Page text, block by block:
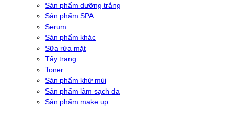
Sản phẩm dưỡng trắng
Sản phẩm SPA
Serum
Sản phẩm khác
Sữa rửa mặt
Tẩy trang
Toner
Sản phẩm khử mùi
Sản phẩm làm sạch da
Sản phẩm make up